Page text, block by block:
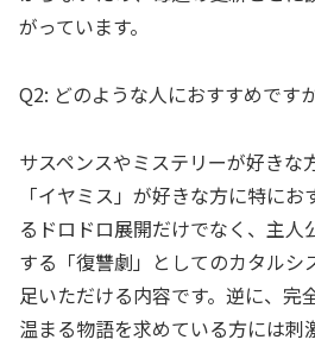
がっています。
Q2: どのような人におすすめです
サスペンスやミステリーが好きな
「イヤミス」が好きな方に特に
るドロドロ展開だけでなく、主
する「復讐劇」としてのカタルシ
足いただける内容です。逆に、完
温まる物語を求めている方には刺